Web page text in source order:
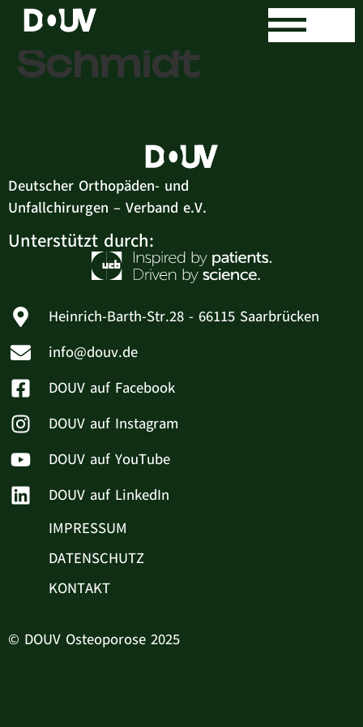
Dr. med. Tony
Schmidt
Deutscher Orthopäden- und
Unfallchirurgen – Verband e.V.
Unterstützt durch:
Heinrich-Barth-Str.28 - 66115 Saarbrücken
info@douv.de
DOUV auf Facebook
DOUV auf Instagram
DOUV auf YouTube
DOUV auf LinkedIn
IMPRESSUM
DATENSCHUTZ
KONTAKT
© DOUV Osteoporose 2025